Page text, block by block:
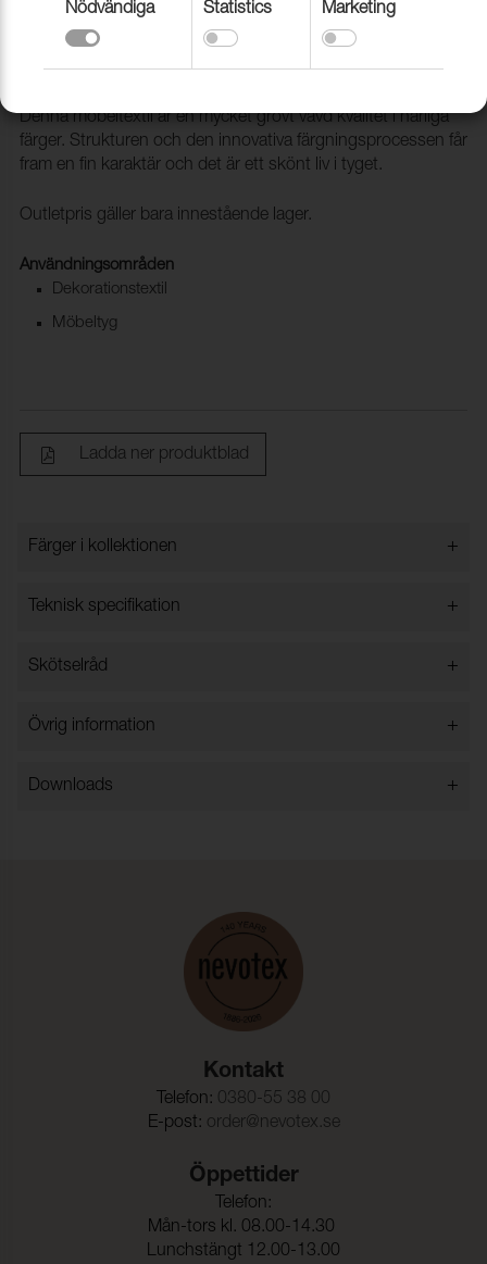
Tyg Lazy 26 Old silver
1016227
Denna möbeltextil är en mycket grovt vävd kvalitet i härliga
färger. Strukturen och den innovativa färgningsprocessen får
fram en fin karaktär och det är ett skönt liv i tyget.
Outletpris gäller bara innestående lager.
Användningsområden
Dekorationstextil
Möbeltyg
Ladda ner produktblad
Färger i kollektionen +
Färger i kollektionen
Teknisk specifikation +
Bredd:
Dimensionsändring Varp: - 3,5 % (ISO 5077)
Dimensionsändring Väft: - 4,0 % (ISO 5077)
Skötselråd +
Vattentvätt 30 grader
Övrig information +
Downloads +
Kontakt
Telefon: 0380-55 38 00
E-post: order@nevotex.se
Öppettider
Telefon:
Mån-tors kl. 08.00-14.30
Lunchstängt 12.00-13.00
Nödvändiga Statistics Marketing